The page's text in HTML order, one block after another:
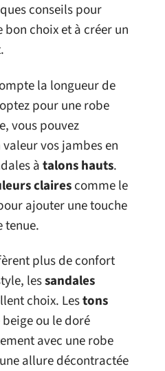
conseils pour
choix et à créer un
la longueur de
pour une robe
vous pouvez
vos jambes en
àtalons hauts.
clairescomme le
ajouter une touche
tenue.
plus de confort
lessandales
choix. Lestons
ou le doré
avec une robe
allure décontractée